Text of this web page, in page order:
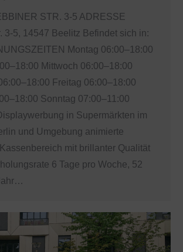
STR. 3-5 ADRESSE
3-5, 14547 Beelitz Befindet sich in:
Montag 06:00–18:00
Mittwoch 06:00–18:00
Freitag 06:00–18:00
Sonntag 07:00–11:00
in Supermärkten im
und Umgebung animierte
mit brillanter Qualität
6 Tage pro Woche, 52